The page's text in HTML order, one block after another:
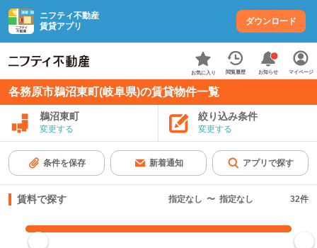
ニフティ不動産
賃貸アプリ
ダウンロード
お気に入り 閲覧履歴 お知らせ マイページ
各務原市鵜沼東町(岐阜県)の賃貸物件一覧
鵜沼東町
変更する
絞り込み条件
変更する
条件を保存 新着通知 アプリで探す
賃料で探す 指定なし 〜 指定なし 32件